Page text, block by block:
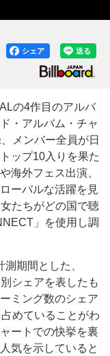
送る
シェア
の4作目のアルバ
・アルバム・チャ
メンバー全員が日
ップ10入りを果た
海外フェス出演、
ーバルな活躍を見
たちがどの国で聴
」を使用し調
期間とした、
シェアを表したも
ミング数のシェア
めていることがわ
ートでの快挙を裏
気を示していると